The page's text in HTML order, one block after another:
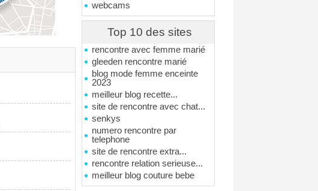
webcams
Top 10 des sites
rencontre avec femme marié
gleeden rencontre marié
blog mode femme enceinte
2023
meilleur blog recette...
site de rencontre avec chat...
senkys
numero rencontre par
telephone
site de rencontre extra...
rencontre relation serieuse...
meilleur blog couture bebe